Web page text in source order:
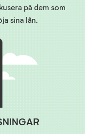
på dem som
sina lån.